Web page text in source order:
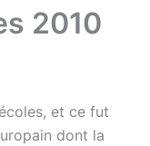
2010
et ce fut
dont la